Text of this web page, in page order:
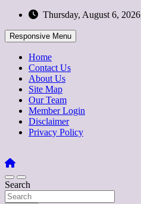
Skip
content
Thursday, August 6, 2026
Responsive Menu
Home
Contact Us
About Us
Site Map
Our Team
Member Login
Disclaimer
Privacy Policy
Search